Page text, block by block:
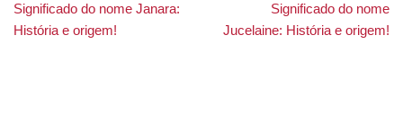
Significado do nome Janara:
História e origem!
Significado do nome
Jucelaine: História e origem!